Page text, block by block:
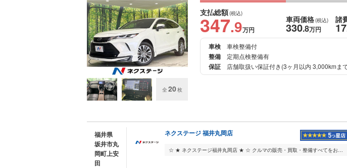
全 20枚
支払総額(税込)
347.9万円
車両価格(税込)
330.8万円
諸
17
車検
車検整備付
整備 定期点検整備有
保証 店舗取扱い保証付き(3ヶ月以内 3,000kmま
福井県
坂井市丸
岡町上安
田
ネクステージ 福井丸岡店
☆ ★ ネクステージ福井丸岡店 ★ ☆ クルマの販売・買取・整備すべてをお任せいただける大型店舗です。 ー 常時200台以上展示 ー 軽・コンパクト・ミニバン・SUVなどの...